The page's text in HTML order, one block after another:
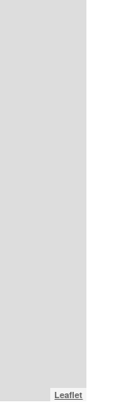
Leaflet